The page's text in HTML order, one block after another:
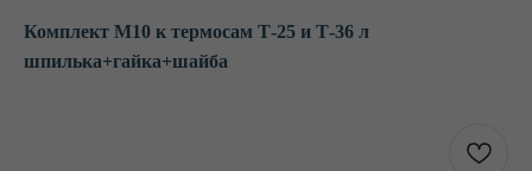
Комплект М10 к термосам Т-25 и Т-36 л
шпилька+гайка+шайба